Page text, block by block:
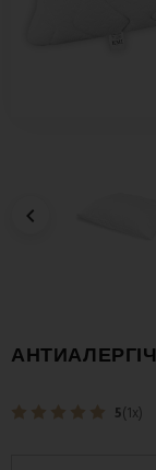

5(1x)